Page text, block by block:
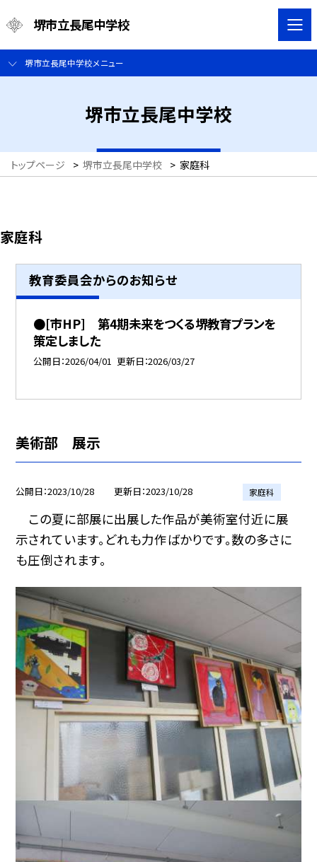
堺市立長尾中学校
堺市立長尾中学校メニュー
堺市立長尾中学校
トップページ > 堺市立長尾中学校 > 家庭科
家庭科
教育委員会からのお知らせ
●[市HP] 第4期未来をつくる堺教育プランを
策定しました
公開日 2026/04/01 更新日 2026/03/27
美術部 展示
公開日 2023/10/28 更新日 2023/10/28 家庭科
この夏に部展に出展した作品が美術室付近に展
示されています。どれも力作ばかりです。数の多さに
も圧倒されます。